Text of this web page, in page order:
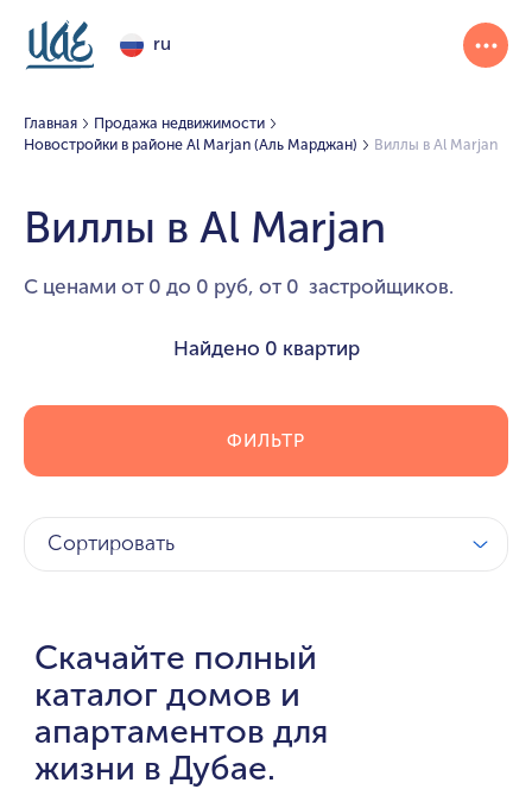
ru
Главная
Продажа недвижимости
Новостройки в районе Al Marjan (Аль Марджан)
Виллы в Al Marjan
Виллы в Al Marjan
С ценами от 0 до 0 руб, от 0 застройщиков.
Найдено 0 квартир
ФИЛЬТР
Сортировать
Скачайте полный
каталог домов и
апартаментов для
жизни в Дубае.